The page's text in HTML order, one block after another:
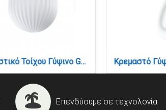
Φωτιστικό Τοίχου Γύψινο GU10, Λευκό D:13x16x7,5cm(43074-White)
Επενδύουμε σε τεχνολογία